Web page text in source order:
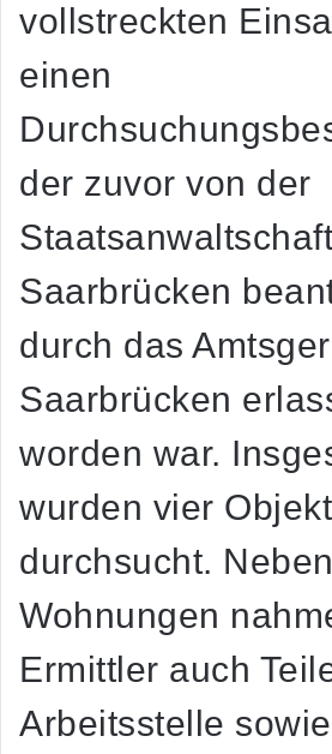
vollstreckten
einen
der zuvor von der
Staatsanwaltschaft
Saarbrücken
durch das
Saarbrücken
worden war.
wurden vier
durchsucht.
Wohnungen
Ermittler auch
Arbeitsstelle